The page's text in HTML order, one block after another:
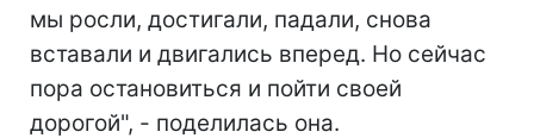
мы росли, достигали, падали, снова
вставали и двигались вперед. Но сейчас
пора остановиться и пойти своей
дорогой", - поделилась она.